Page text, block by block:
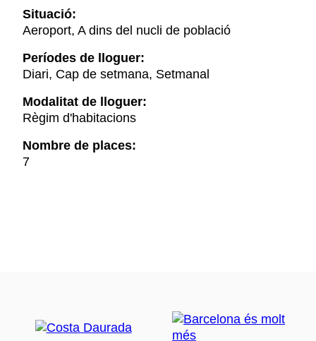
Situació:
Aeroport, A dins del nucli de població
Períodes de lloguer:
Diari, Cap de setmana, Setmanal
Modalitat de lloguer:
Règim d'habitacions
Nombre de places:
7